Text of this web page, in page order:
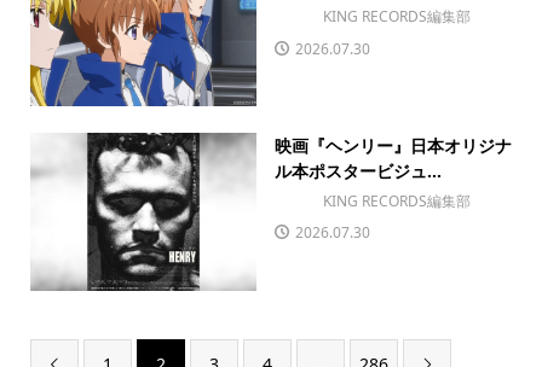
KING RECORDS編集部
2026.07.30
映画『ヘンリー』日本オリジナ
ル本ポスタービジュ...
KING RECORDS編集部
2026.07.30